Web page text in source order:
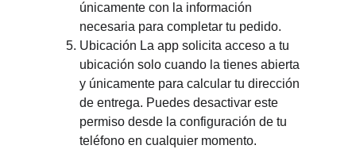
únicamente con la información
necesaria para completar tu pedido.
Ubicación La app solicita acceso a tu
ubicación solo cuando la tienes abierta
y únicamente para calcular tu dirección
de entrega. Puedes desactivar este
permiso desde la configuración de tu
teléfono en cualquier momento.